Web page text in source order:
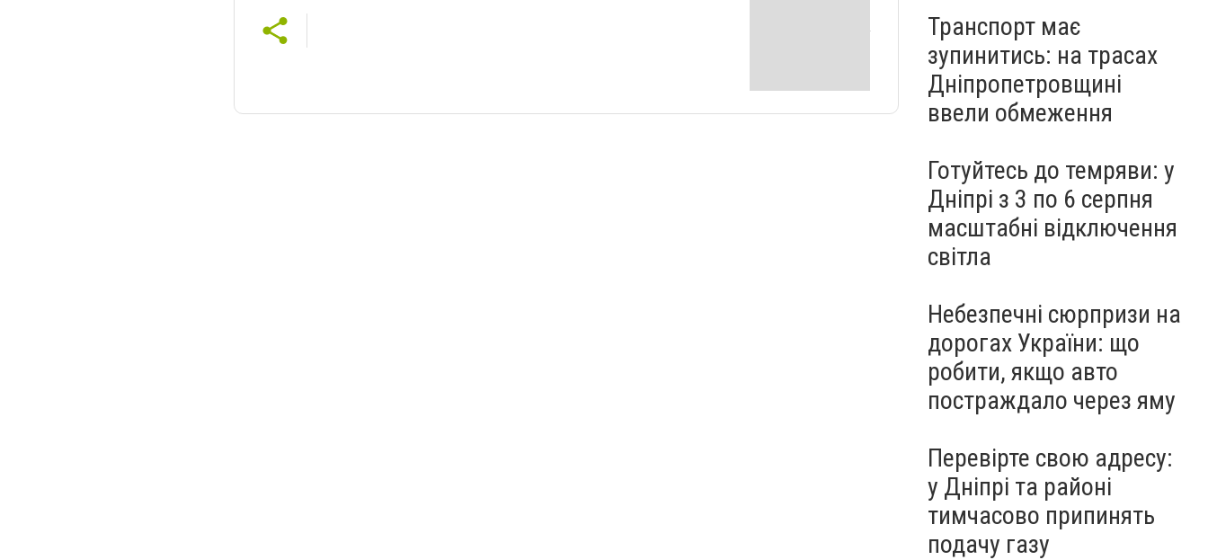
Транспорт має
зупинитись: на трасах
Дніпропетровщині
ввели обмеження
Готуйтесь до темряви: у
Дніпрі з 3 по 6 серпня
масштабні відключення
світла
Небезпечні сюрпризи на
дорогах України: що
робити, якщо авто
постраждало через яму
Перевірте свою адресу:
у Дніпрі та районі
тимчасово припинять
подачу газу